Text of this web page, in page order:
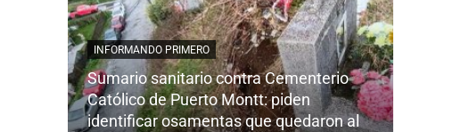
INFORMANDO PRIMERO
Sumario sanitario contra Cementerio
Católico de Puerto Montt: piden
identificar osamentas que quedaron al